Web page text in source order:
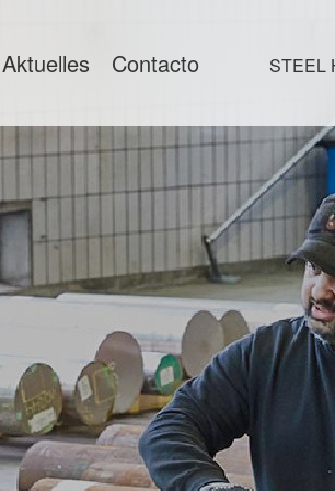
Aktuelles Contacto STEEL